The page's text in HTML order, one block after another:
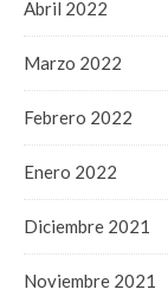
Abril 2022
Marzo 2022
Febrero 2022
Enero 2022
Diciembre 2021
Noviembre 2021